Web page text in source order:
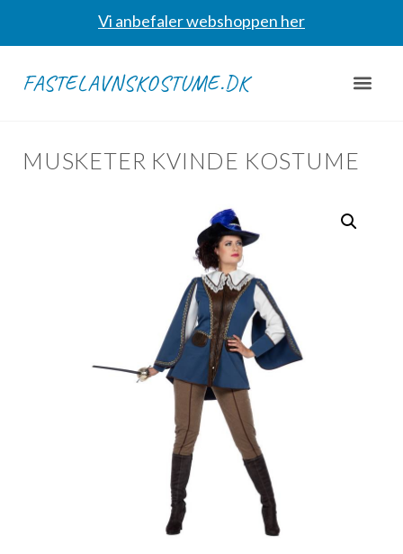
Vi anbefaler webshoppen her
FASTELAVNSKOSTUME.DK
MUSKETER KVINDE KOSTUME